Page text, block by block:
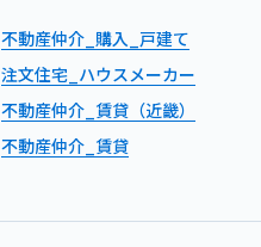
不動産仲介_購入_戸建て
注文住宅_ハウスメーカー
不動産仲介_賃貸（近畿）
不動産仲介_賃貸